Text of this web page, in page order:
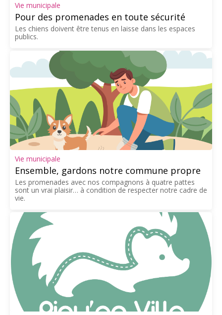
Vie municipale
Pour des promenades en toute sécurité
Les chiens doivent être tenus en laisse dans les espaces
publics.
Vie municipale
Ensemble, gardons notre commune propre
Les promenades avec nos compagnons à quatre pattes
sont un vrai plaisir… à condition de respecter notre cadre de
vie.